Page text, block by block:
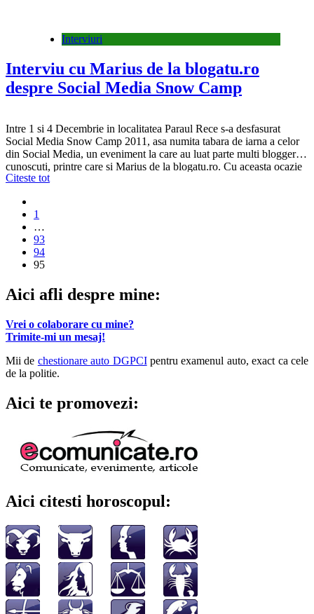
Interviuri
Interviu cu Marius de la blogatu.ro
despre Social Media Snow Camp
Intre 1 si 4 Decembrie in localitatea Paraul Rece s-a desfasurat
Social Media Snow Camp 2011, asa numita tabara de iarna a celor
din Social Media, un eveniment la care au luat parte multi bloggeri
cunoscuti, printre care si Marius de la blogatu.ro. Cu aceasta ocazie
ne-a acordat un interviu despre acest eveniment, interviu ce…
Citeste tot
1
…
93
94
95
Aici afli despre mine:
Vrei o colaborare cu mine?
Trimite-mi un mesaj!
Mii de chestionare auto DGPCIpentru examenul auto, exact ca cele
de la politie.
Aici te promovezi:
Aici citesti horoscopul: